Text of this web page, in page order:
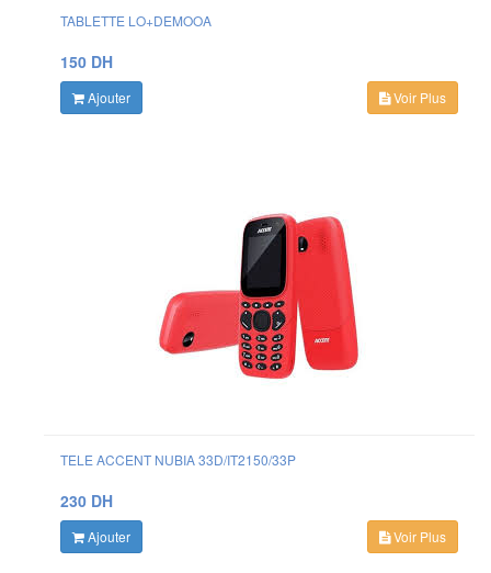
TABLETTE LO+DEMOOA
150 DH
Ajouter Voir Plus
TELE ACCENT NUBIA 33D/IT2150/33P
230 DH
Ajouter Voir Plus